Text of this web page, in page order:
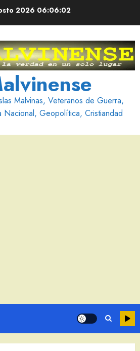
2026 06:06:03
Malvinas, Veteranos de Guerra,
Nacional, Geopolítica, Cristiandad